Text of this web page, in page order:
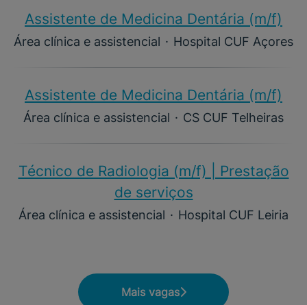
Assistente de Medicina Dentária (m/f)​
Área clínica e assistencial · Hospital CUF Açores
Assistente de Medicina Dentária (m/f)​
Área clínica e assistencial · CS CUF Telheiras
Técnico de Radiologia (m/f) | Prestação
de serviços
Área clínica e assistencial · Hospital CUF Leiria
Mais vagas